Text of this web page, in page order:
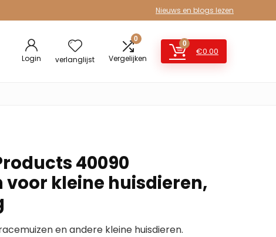
Nieuws en blogs lezen
Login verlanglijst
0
Vergelijken
0
€0.00
40090
voor kleine huisdieren,
en andere kleine huisdieren.